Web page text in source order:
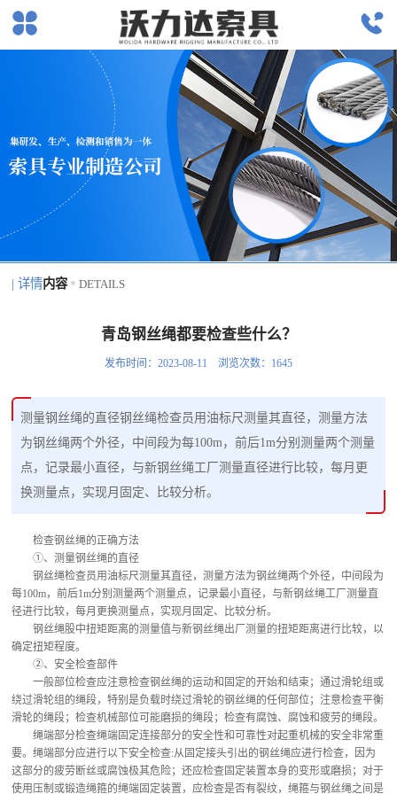
| 详情内容 DETAILS
青岛钢丝绳都要检查些什么？
发布时间：2023-08-11 浏览次数：1645
测量钢丝绳的直径钢丝绳检查员用油标尺测量其直径，测量方法
为钢丝绳两个外径，中间段为每100m，前后1m分别测量两个测量
点，记录最小直径，与新钢丝绳工厂测量直径进行比较，每月更
换测量点，实现月固定、比较分析。
检查钢丝绳的正确方法
①、测量钢丝绳的直径
钢丝绳检查员用油标尺测量其直径，测量方法为钢丝绳两个外径，中间段为
每100m，前后1m分别测量两个测量点，记录最小直径，与新钢丝绳工厂测量直
径进行比较，每月更换测量点，实现月固定、比较分析。
钢丝绳股中扭矩距离的测量值与新钢丝绳出厂测量的扭矩距离进行比较，以
确定扭矩程度。
②、安全检查部件
一般部位检查应注意检查钢丝绳的运动和固定的开始和结束；通过滑轮组或
绕过滑轮组的绳段，特别是负载时绕过滑轮的钢丝绳的任何部位；注意检查平衡
滑轮的绳段；检查机械部位可能磨损的绳段；检查有腐蚀、腐蚀和疲劳的绳段。
绳端部分检查绳端固定连接部分的安全性和可靠性对起重机械的安全非常重
要。绳端部分应进行以下安全检查:从固定接头引出的钢丝绳应进行检查，因为
这部分的疲劳断丝或腐蚀极其危险；还应检查固定装置本身的变形或磨损；对于
使用压制或锻造绳箍的绳端固定装置，应检查是否有裂纹，绳箍与钢丝绳之间是